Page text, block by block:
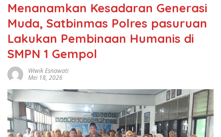
Menanamkan Kesadaran Generasi
Muda, Satbinmas Polres pasuruan
Lakukan Pembinaan Humanis di
SMPN 1 Gempol
Wiwik Esnawati
Mei 18, 2026